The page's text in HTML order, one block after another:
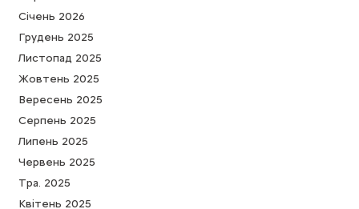
Cічень 2026
Грудень 2025
Листопад 2025
Жовтень 2025
Вересень 2025
Серпень 2025
Липень 2025
Червень 2025
Тра. 2025
Квітень 2025